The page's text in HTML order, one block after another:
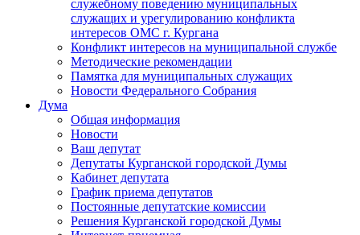
служебному поведению муниципальных
служащих и урегулированию конфликта
интересов ОМС г. Кургана
Конфликт интересов на муниципальной службе
Методические рекомендации
Памятка для муниципальных служащих
Новости Федерального Cобрания
Дума
Общая информация
Новости
Ваш депутат
Депутаты Курганской городской Думы
Кабинет депутата
График приема депутатов
Постоянные депутатские комиссии
Решения Курганской городской Думы